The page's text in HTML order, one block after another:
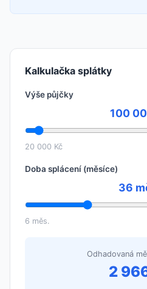
Kalkulačka splátky
Výše půjčky
100
20 000 Kč
Doba splácení (měsíce)
36
6 měs.
Odhadovaná
2